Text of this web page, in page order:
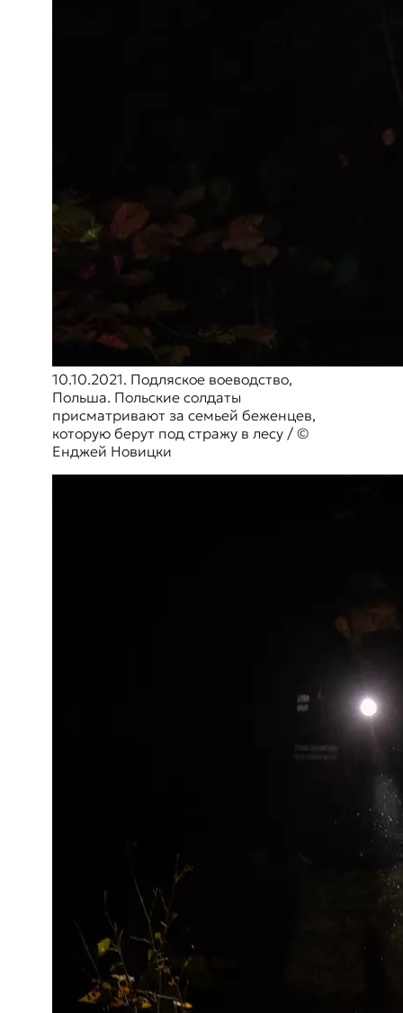
10.10.2021. Подляское воеводство,
Польша. Польские солдаты
присматривают за семьей беженцев,
которую берут под стражу в лесу / ©
Енджей Новицки